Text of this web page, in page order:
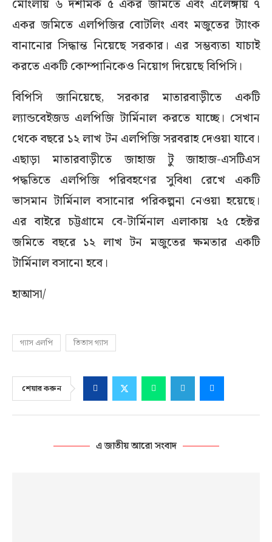
মোংলায় ৬ দশমিক ৫ একর জমিতে এবং এলেঙ্গায় ৭
একর জমিতে এলপিজির বোটলিং এবং মজুতের ট্যাংক
বানানোর সিদ্ধান্ত নিয়েছে সরকার। এর সম্ভব্যতা যাচাই
করতে একটি কোম্পানিকেও নিয়োগ দিয়েছে বিপিসি।
বিপিসি জানিয়েছে, সরকার মাতারবাড়ীতে একটি
ল্যান্ডবেইজড এলপিজি টার্মিনাল করতে যাচ্ছে। সেখান
থেকে বছরে ১২ লাখ টন এলপিজি সরবরাহ দেওয়া যাবে।
এছাড়া মাতারবাড়ীতে জাহাজ টু জাহাজ-এসটিএস
পদ্ধতিতে এলপিজি পরিবহণের সুবিধা রেখে একটি
ভাসমান টার্মিনাল বসানোর পরিকল্পনা নেওয়া হয়েছে।
এর বাইরে চট্টগ্রামে বে-টার্মিনাল এলাকায় ২৫ হেক্টর
জমিতে বছরে ১২ লাখ টন মজুতের ক্ষমতার একটি
টার্মিনাল বসানো হবে।
হাআসা/
গ্যাস এলপি তিতাস গ্যাস
শেয়ার করুন
এ জাতীয় আরো সংবাদ